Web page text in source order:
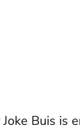
Buis